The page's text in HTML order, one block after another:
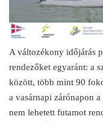
A változékony időjárás
rendezőket egyaránt: a
között, több mint 90
a vasárnapi zárónapon
nem lehetett futamot